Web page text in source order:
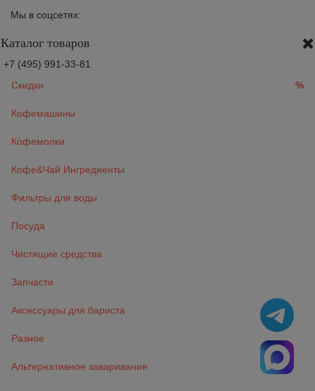
Мы в соцсетях:
Каталог товаров
+7 (495) 991-33-81
Скидки
%
Кофемашины
Кофемолки
Кофе&Чай Ингредиенты
Фильтры для воды
Посуда
Чистящие средства
Запчасти
Аксессуары для бариста
Разное
Альтернативное заваривание